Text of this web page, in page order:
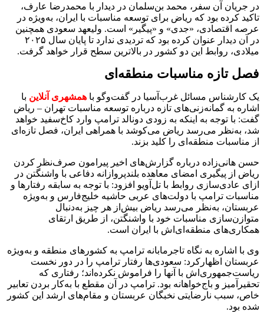
در جریان آن سفر، محمد بن‌سلمان در دیدار با محمدرضا عارف،
تاکید کرده بود که ریاض برای توسعه مناسبات با ایران، به‌ویژه در
عرصه اقتصادی، «جدی» و «پیگیر» است. ولیعهد سعودی همچنین
در آن دیدار عنوان کرده بود که تردیدی ندارد تا پایان سال ۲۰۲۵
میلادی، روابط این دو کشور در بالاترین سطح قرار خواهد گرفت.
فصل تازه مناسبات منطقه‌ای
یک کارشناس مسائل غرب‌آسیا در گفت‌وگو با همشهری آنلاین با
اشاره به گمانه‌زنی‌های تازه درباره توسعه مناسبات تهران – ریاض
گفت: با توجه به اینکه به زودی دونالد ترامپ وارد کاخ‌سفید خواهد
شد، به‌نظر می‌رسد ریاض می‌کوشد با همراهی ایران، فصل تازه‌ای
از مناسبات منطقه‌ای را کلید بزند.
حسن هانی‌زاده درباره گزارش‌های اخیر پیرامون صرف‌نظر کردن
ریاض از پیگیری امضای معاهده بلندپروازانه دفاعی با واشنگتن در
ازای عادی‌سازی روابط با تل‌آویو افزود: با توجه به سابقه رفتارها و
مناسبات ترامپ با دولت‌های عربی حاشیه خلیج‌فارس و به‌ویژه
عربستان، به‌نظر می‌رسد ریاض بیش‌از هر چیز به‌دنبال
متوازن‌سازی مناسبات خود با واشنگتن، از طریق ارتقای
همکاری‌های منطقه‌ای‌اش با ایران است.
وی با اشاره به نگاه تاجرمابانه ترامپ به کشورهای منطقه و به‌ویژه
عربستان اظهارکرد: سعودی‌ها رفتار ترامپ را در دور نخست
ریاست‌جمهوری‌اش با آنها را فراموش نکرده‌اند؛ رفتاری که
تحقیرآمیز و باج‌خواهانه بود. ترامپ در آن مقطع با به‌کار بردن تعابیر
خاص، سبب نارضایتی نخبگان عربستان و مقام‌های ارشد این کشور
شده بود.